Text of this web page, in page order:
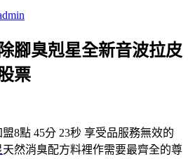
腳臭剋星全新音波拉皮
票
8點 45分 23秒 享受品服務無效的
天然消臭配方料裡作需要最齊全的尊